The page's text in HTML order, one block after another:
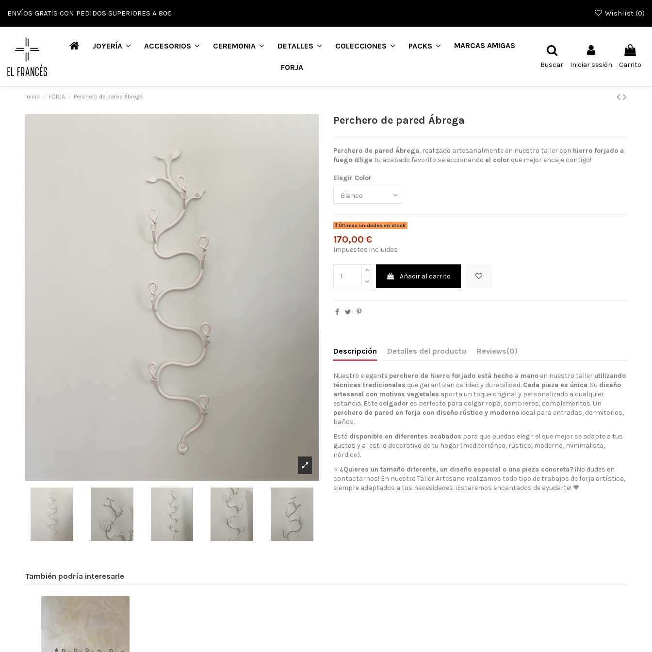
ENVÍOS GRATIS CON PEDIDOS SUPERIORES A 80€ Wishlist (0)
JOYERÍA ACCESORIOS CEREMONIA DETALLES COLECCIONES PACKS MARCAS AMIGAS
FORJA Buscar Iniciar sesión Carrito
Inicio FORJA Perchero de pared Ábrega
Perchero de pared Ábrega
Perchero de pared Ábrega, realizado artesanalmente en nuestro taller con hierro forjado a
fuego. ¡Elige tu acabado favorito seleccionando el color que mejor encaje contigo!
Elegir Color
Últimas unidades en stock
170,00 €
Impuestos incluidos
Añadir al carrito
Descripción Detalles del producto Reviews(0)
Nuestro elegante perchero de hierro forjado está hecho a mano en nuestro taller utilizando
técnicas tradicionales que garantizan calidad y durabilidad. Cada pieza es única. Su diseño
artesanal con motivos vegetales aporta un toque original y personalizado a cualquier
estancia. Este colgador es perfecto para colgar ropa, sombreros, complementos. Un
perchero de pared en forja con diseño rústico y moderno ideal para entradas, dormitorios,
baños.
Está disponible en diferentes acabados para que puedas elegir el que mejor se adapte a tus
gustos y al estilo decorativo de tu hogar (mediterráneo, rústico, moderno, minimalista,
nórdico).
⭐️ ¿Quieres un tamaño diferente, un diseño especial o una pieza concreta? ¡No dudes en
contactarnos! En nuestro Taller Artesano realizamos todo tipo de trabajos de forja artística,
siempre adaptados a tus necesidades. ¡Estaremos encantados de ayudarte! 💗
También podría interesarle